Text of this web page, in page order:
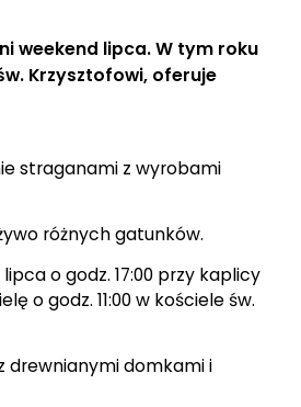
weekend lipca.W tym roku
Krzysztofowi, oferuje
straganami z wyrobami
różnych gatunków.
o godz. 17:00 przy kaplicy
o godz. 11:00 w kościele św.
drewnianymi domkami i